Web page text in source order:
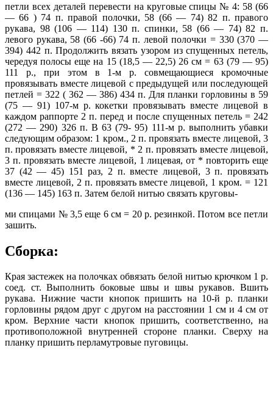
петли всех деталей перевести на круговые спицы № 4: 58 (66
— 66 ) 74 п. правой полочки, 58 (66 — 74) 82 п. правого
рукава, 98 (106 — 114) 130 п. спинки, 58 (66 — 74) 82 п.
левого рукава, 58 (66 -66) 74 п. левой полочки = 330 (370 —
394) 442 п. Продолжить вязать узором из спущенных петель,
чередуя полосы еще на 15 (18,5 — 22,5) 26 см = 63 (79 — 95)
111 р., при этом в 1-м р. совмещающиеся кромочные
провязывать вместе лицевой с предыдущей или последующей
петлей = 322 ( 362 — 386) 434 п. Для планки горловины в 59
(75 — 91) 107-м р. кокетки провязывать вместе лицевой в
каждом раппорте 2 п. перед и после спущенных петель = 242
(272 — 290) 326 п. В 63 (79- 95) 111-м р. выполнить убавки
следующим образом: 1 кром., 2 п. провязать вместе лицевой, 3
п. провязать вместе лицевой, * 2 п. провязать вместе лицевой,
3 п. провязать вместе лицевой, 1 лицевая, от * повторить еще
37 (42 — 45) 151 раз, 2 п. вместе лицевой, 3 п. провязать
вместе лицевой, 2 п. провязать вместе лицевой, 1 кром. = 121
(136 — 145) 163 п. Затем белой нитью связать круговы-
ми спицами № 3,5 еще 6 см = 20 р. резинкой. Потом все петли
зашить.
Сборка:
Края застежек на полочках обвязать белой нитью крючком 1 р.
соед. ст. Выполнить боковые швы и швы рукавов. Вшить
рукава. Нижние части кнопок пришить на 10-й р. планки
горловины рядом друг с другом на расстоянии 1 см и 4 см от
кром. Верхние части кнопок пришить, соответственно, на
противоположной внутренней стороне планки. Сверху на
планку пришить перламутровые пуговицы.